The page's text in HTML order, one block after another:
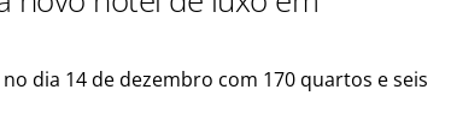
dia 14 de dezembro com 170 quartos e seis